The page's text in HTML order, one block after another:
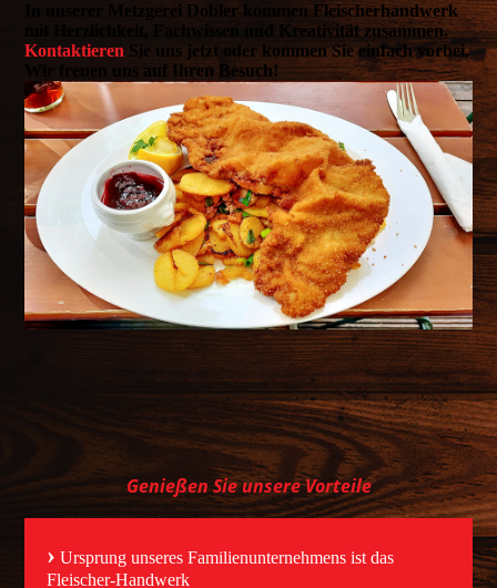
In unserer Metzgerei Dobler kommen Fleischerhandwerk
mit Herzlichkeit, Fachwissen und Kreativität zusammen.
Kontaktieren Sie uns jetzt oder kommen Sie einfach vorbei.
Wir freuen uns auf Ihren Besuch!
Genießen Sie unsere Vorteile
› Ursprung unseres Familienunternehmens ist das
Fleischer-Handwerk